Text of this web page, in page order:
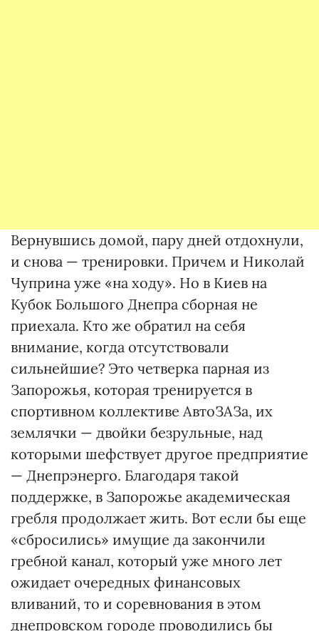
Вернувшись домой, пару дней отдохнули,
и снова — тренировки. Причем и Николай
Чуприна уже «на ходу». Но в Киев на
Кубок Большого Днепра сборная не
приехала. Кто же обратил на себя
внимание, когда отсутствовали
сильнейшие? Это четверка парная из
Запорожья, которая тренируется в
спортивном коллективе АвтоЗАЗа, их
землячки — двойки безрульные, над
которыми шефствует другое предприятие
— Днепрэнерго. Благодаря такой
поддержке, в Запорожье академическая
гребля продолжает жить. Вот если бы еще
«сбросились» имущие да закончили
гребной канал, который уже много лет
ожидает очередных финансовых
вливаний, то и соревнования в этом
днепровском городе проводились бы